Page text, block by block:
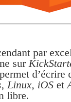
par
sur
d’écrire
,Linux, iOS et
libre.